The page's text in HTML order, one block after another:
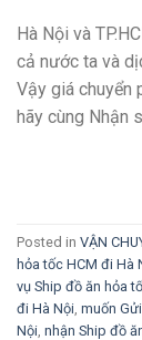
Hà Nội và
cả nước ta và
Vậy giá chuyển
hãy cùng Nhận
Posted in VẬN
hỏa tốc HCM đi Hà
vụ Ship đồ ăn hỏa
đi Hà Nội muốn
Nội nhận Ship đồ